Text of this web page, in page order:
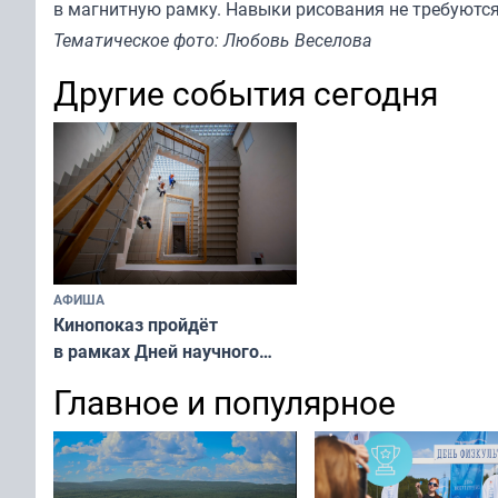
в магнитную рамку. Навыки рисования не
Тематическое фото: Любовь Веселова
Другие события сегодня
АФИША
Кинопоказ пройдёт
в рамках Дней научного
Главное и популярное